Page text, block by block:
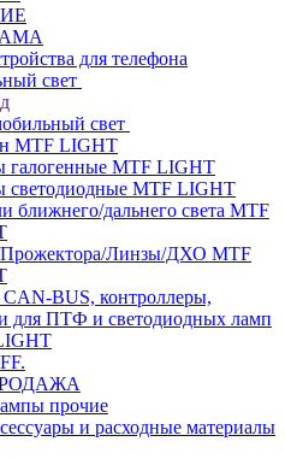
для телефона
свет
свет
MTF LIGHT
галогенные MTF LIGHT
светодиодные MTF LIGHT
ближнего/дальнего света MTF
Линзы/ДХО MTF
BUS, контроллеры,
для ПТФ и светодиодных ламп
прочие
и расходные материалы